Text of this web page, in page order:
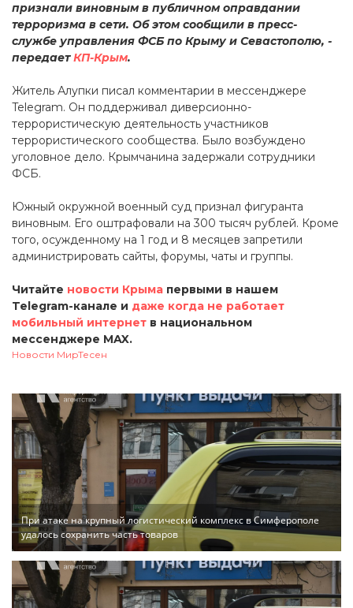
признали виновным в публичном оправдании
терроризма в сети. Об этом сообщили в пресс-
службе управления ФСБ по Крыму и Севастополю, -
передаетКП-Крым.
Житель Алупки писал комментарии в мессенджере
Telegram. Он поддерживал диверсионно-
террористическую деятельность участников
террористического сообщества. Было возбуждено
уголовное дело. Крымчанина задержали сотрудники
ФСБ.
Южный окружной военный суд признал фигуранта
виновным. Его оштрафовали на 300 тысяч рублей. Кроме
того, осужденному на 1 год и 8 месяцев запретили
администрировать сайты, форумы, чаты и группы.
Читайте новости Крыма первыми в нашем
Telegram-канале и даже когда не работает
мобильный интернет в национальном
мессенджере MAX.
Новости МирТесен
При атаке на крупный логистический комплекс в Симферополе
удалось сохранить часть товаров